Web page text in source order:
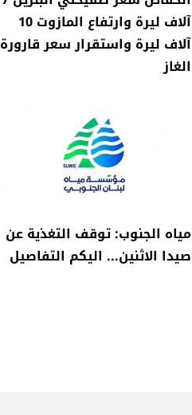
آلاف ليرة وارتفاع المازوت 10
آلاف ليرة واستقرار سعر قارورة
الغاز
مياه الجنوب: توقف التغذية عن
صيدا الاثنين... اليكم التفاصيل